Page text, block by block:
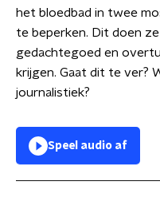
het bloedbad in twee
te beperken. Dit doen
gedachtegoed en
krijgen. Gaat dit te ver?
journalistiek?
Speel audio af